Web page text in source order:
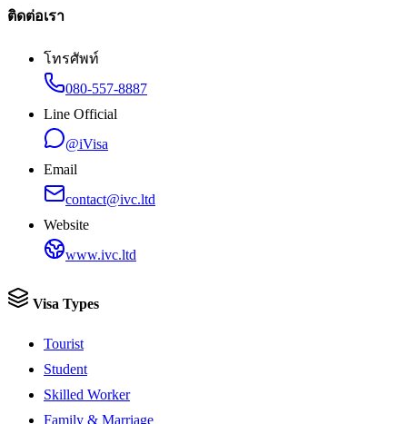
ติดต่อเรา
โทรศัพท์
080-557-8887
Line Official
@iVisa
Email
contact@ivc.ltd
Website
www.ivc.ltd
Visa Types
Tourist
Student
Skilled Worker
Family & Marriage